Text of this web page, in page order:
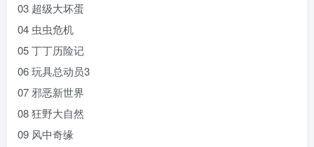
03 超级大坏蛋
04 虫虫危机
05 丁丁历险记
06 玩具总动员3
07 邪恶新世界
08 狂野大自然
09 风中奇缘